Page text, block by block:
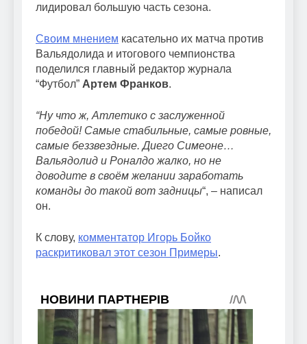
лидировал большую часть сезона.
Своим мнением касательно их матча против
Вальядолида и итогового чемпионства
поделился главный редактор журнала
“Футбол” Артем Франков.
“Ну что ж, Атлетико с заслуженной
победой! Самые стабильные, самые ровные,
самые беззвездные. Диего Симеоне…
Вальядолид и Роналдо жалко, но не
доводите в своём желании заработать
команды до такой вот задницы“, – написал
он.
К слову, комментатор Игорь Бойко
раскритиковал этот сезон Примеры.